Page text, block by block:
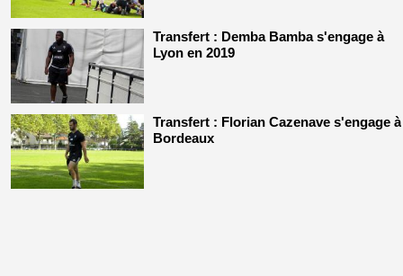
Transfert : Demba Bamba s'engage à
Lyon en 2019
Transfert : Florian Cazenave s'engage à
Bordeaux